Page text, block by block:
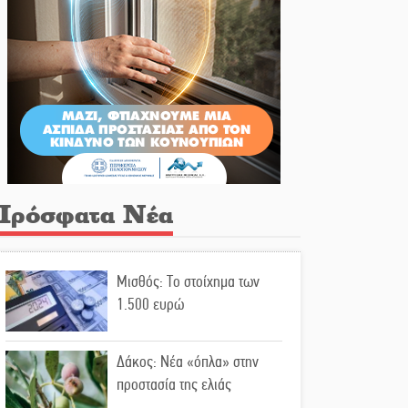
Νέα
Μισθός: Το στοίχημα των
1.500 ευρώ
Δάκος: Νέα «όπλα» στην
προστασία της ελιάς